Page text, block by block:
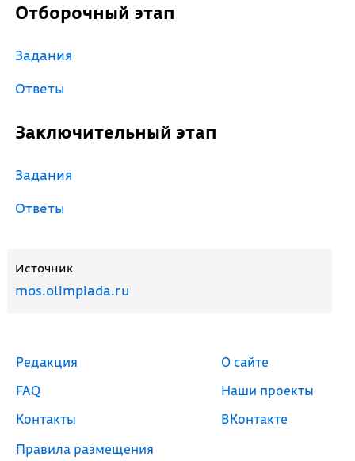
Отборочный этап
Задания
Ответы
Заключительный этап
Задания
Ответы
Источник
mos.olimpiada.ru
Редакция
FAQ
Контакты
Правила размещения
О сайте
Наши проекты
ВКонтакте